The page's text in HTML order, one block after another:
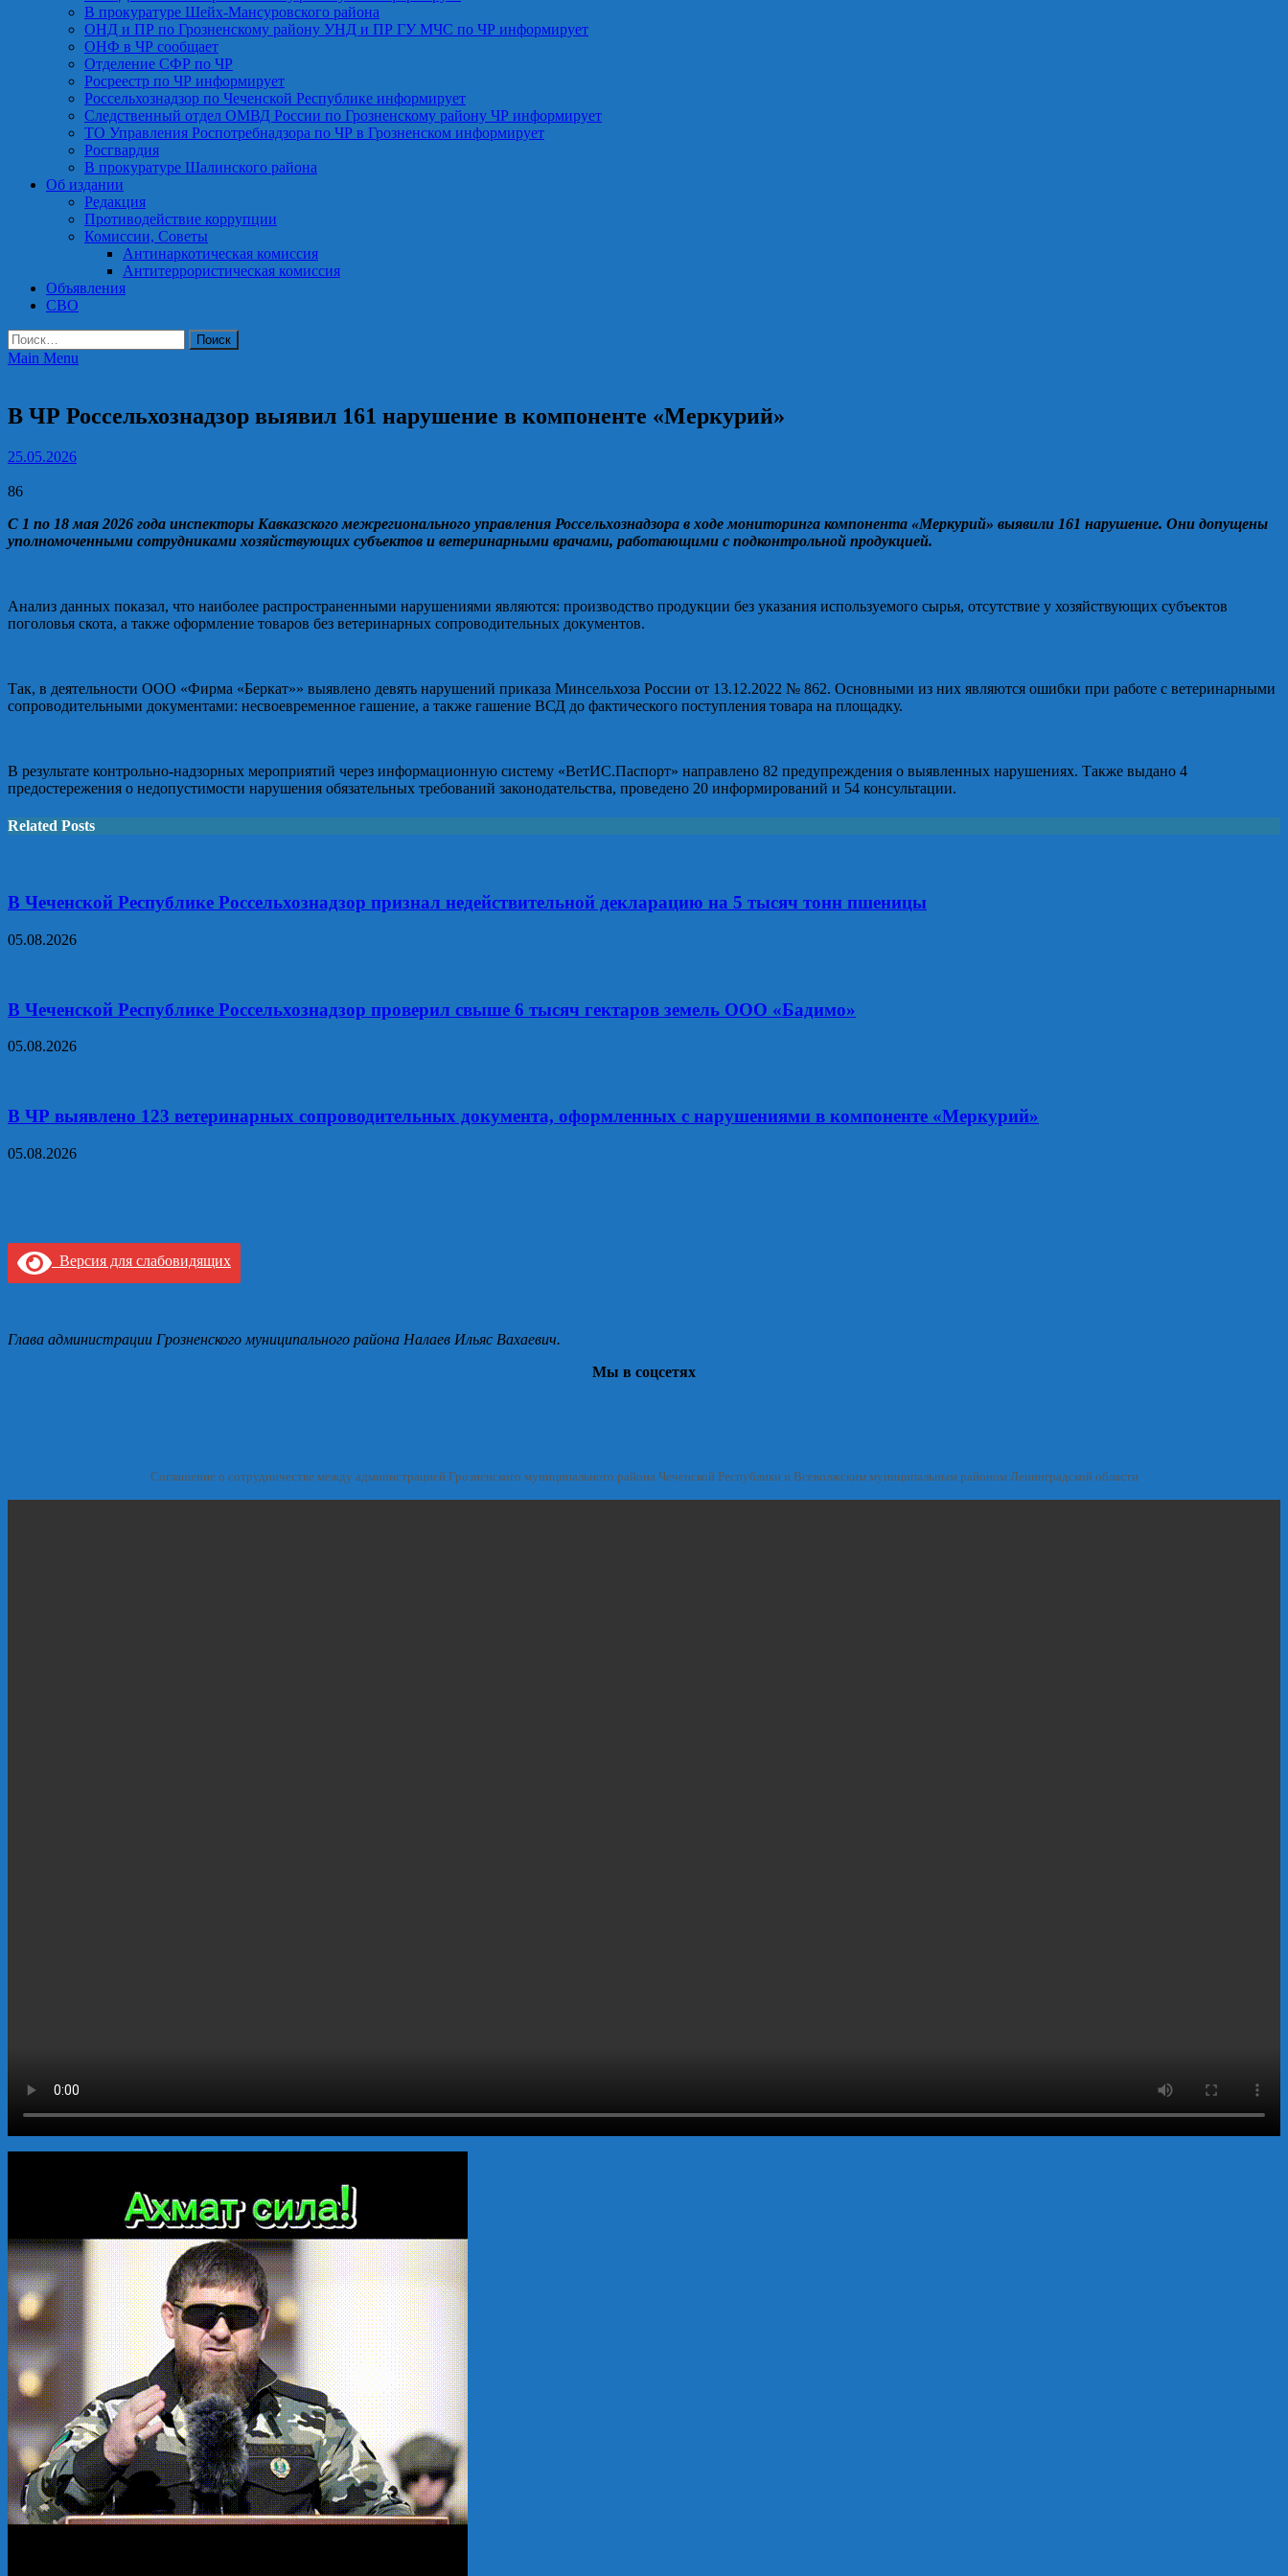
В прокуратуре Шейх-Мансуровского района
ОНД и ПР по Грозненскому району УНД и ПР ГУ МЧС по ЧР информирует
ОНФ в ЧР сообщает
Отделение СФР по ЧР
Росреестр по ЧР информирует
Россельхознадзор по Чеченской Республике информирует
Следственный отдел ОМВД России по Грозненскому району ЧР информирует
ТО Управления Роспотребнадзора по ЧР в Грозненском информирует
Росгвардия
В прокуратуре Шалинского района
Об издании
Редакция
Противодействие коррупции
Комиссии, Советы
Антинаркотическая комиссия
Антитеррористическая комиссия
Объявления
СВО
Найти:
Main Menu
В ЧР Россельхознадзор выявил 161 нарушение в компоненте «Меркурий»
25.05.2026
86
С 1 по 18 мая 2026 года инспекторы Кавказского межрегионального управления Россельхознадзора в ходе мониторинга компонента «Меркурий» выявили 161 нарушение. Они допущены
уполномоченными сотрудниками хозяйствующих субъектов и ветеринарными врачами, работающими с подконтрольной продукцией.
Анализ данных показал, что наиболее распространенными нарушениями являются: производство продукции без указания используемого сырья, отсутствие у хозяйствующих субъектов
поголовья скота, а также оформление товаров без ветеринарных сопроводительных документов.
Так, в деятельности ООО «Фирма «Беркат»» выявлено девять нарушений приказа Минсельхоза России от 13.12.2022 № 862. Основными из них являются ошибки при работе с ветеринарными
сопроводительными документами: несвоевременное гашение, а также гашение ВСД до фактического поступления товара на площадку.
В результате контрольно-надзорных мероприятий через информационную систему «ВетИС.Паспорт» направлено 82 предупреждения о выявленных нарушениях. Также выдано 4
предостережения о недопустимости нарушения обязательных требований законодательства, проведено 20 информирований и 54 консультации.
Related Posts
В Чеченской Республике Россельхознадзор признал недействительной декларацию на 5 тысяч тонн пшеницы
05.08.2026
В Чеченской Республике Россельхознадзор проверил свыше 6 тысяч гектаров земель ООО «Бадимо»
05.08.2026
В ЧР выявлено 123 ветеринарных сопроводительных документа, оформленных с нарушениями в компоненте «Меркурий»
05.08.2026
Версия для слабовидящих
Глава администрации Грозненского муниципального района Налаев Ильяс Вахаевич.
Мы в соцсетях
Соглашение о сотрудничестве между администрацией Грозненского муниципального района Чеченской Республики и Всеволжским муниципальным районом Ленинградской области